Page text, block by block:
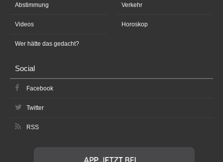
Abstimmung
Videos
Wer hätte das gedacht?
Verkehr
Horoskop
Social
Facebook
Twitter
RSS